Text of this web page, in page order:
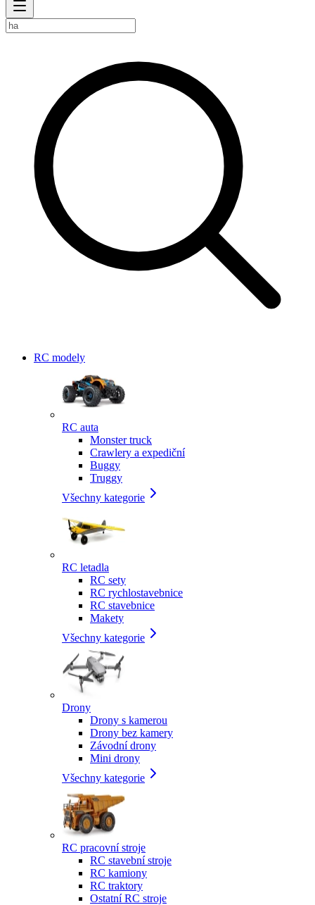
RC modely
RC auta
Monster truck
Crawlery a expediční
Buggy
Truggy
Všechny kategorie
RC letadla
RC sety
RC rychlostavebnice
RC stavebnice
Makety
Všechny kategorie
Drony
Drony s kamerou
Drony bez kamery
Závodní drony
Mini drony
Všechny kategorie
RC pracovní stroje
RC stavební stroje
RC kamiony
RC traktory
Ostatní RC stroje